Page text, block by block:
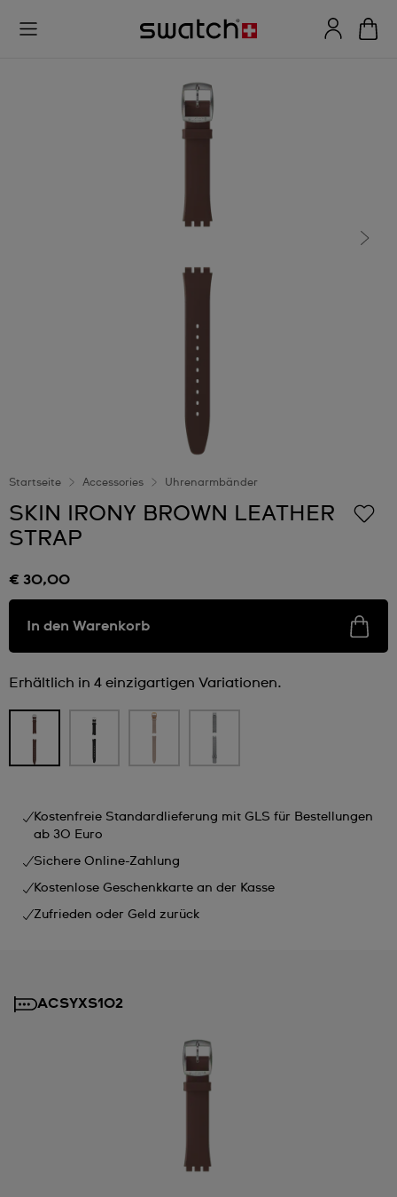
Startseite Accessories Uhrenarmbänder
SKIN IRONY BROWN LEATHER
STRAP
€ 30,00
In den Warenkorb
Erhältlich in 4 einzigartigen Variationen.
Kostenfreie Standardlieferung mit GLS für Bestellungen
ab 30 Euro
Sichere Online-Zahlung
Kostenlose Geschenkkarte an der Kasse
Zufrieden oder Geld zurück
ACSYXS102